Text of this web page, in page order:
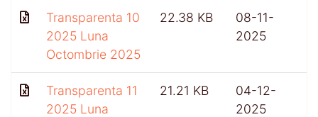
Transparenta 10
2025 Luna
Octombrie 2025
22.38 KB
08-11-
2025
Transparenta 11
2025 Luna
21.21 KB
04-12-
2025